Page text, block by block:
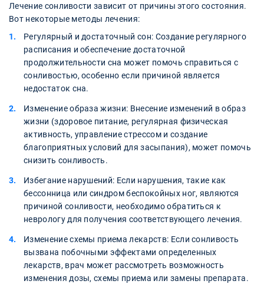
Лечение сонливости зависит от причины этого состояния.
Вот некоторые методы лечения:
Регулярный и достаточный сон: Создание регулярного
расписания и обеспечение достаточной
продолжительности сна может помочь справиться с
сонливостью, особенно если причиной является
недостаток сна.
Изменение образа жизни: Внесение изменений в образ
жизни (здоровое питание, регулярная физическая
активность, управление стрессом и создание
благоприятных условий для засыпания), может помочь
снизить сонливость.
Избегание нарушений: Если нарушения, такие как
бессонница или синдром беспокойных ног, являются
причиной сонливости, необходимо обратиться к
неврологу для получения соответствующего лечения.
Изменение схемы приема лекарств: Если сонливость
вызвана побочными эффектами определенных
лекарств, врач может рассмотреть возможность
изменения дозы, схемы приема или замены препарата.